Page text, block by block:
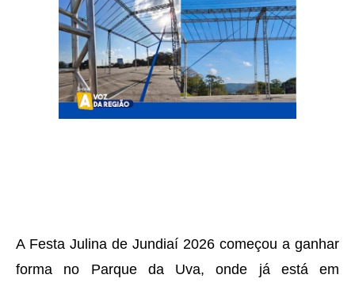
A Festa Julina de Jundiaí 2026 começou a ganhar
forma no Parque da Uva, onde já está em